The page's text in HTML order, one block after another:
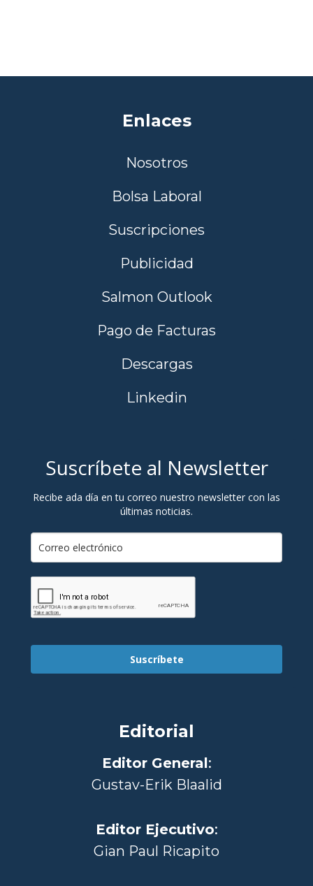
Enlaces
Nosotros
Bolsa Laboral
Suscripciones
Publicidad
Salmon Outlook
Pago de Facturas
Descargas
Linkedin
Suscríbete al Newsletter
Recibe ada día en tu correo nuestro newsletter con las
últimas noticias.
Suscríbete
Editorial
Editor General:
Gustav-Erik Blaalid
Editor Ejecutivo:
Gian Paul Ricapito